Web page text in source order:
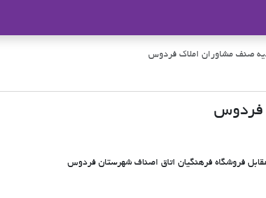
صنف مشاوران املاک فردوس
فردوس